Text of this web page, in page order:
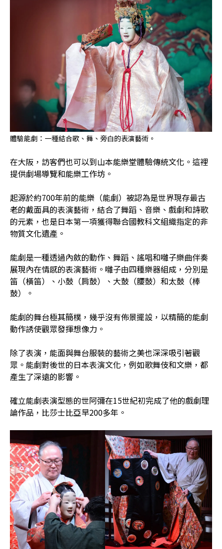
體驗能劇：一種結合歌、舞、旁白的表演藝術。
在大阪，訪客們也可以到山本能樂堂體驗傳統文化。這裡
提供劇場導覽和能樂工作坊。
起源於約700年前的能樂（能劇）被認為是世界現存最古
老的戴面具的表演藝術，結合了舞蹈、音樂、戲劇和詩歌
的元素，也是日本第一項獲得聯合國教科文組織指定的非
物質文化遺產。
能劇是一種透過內斂的動作、舞蹈、謠唱和囃子樂曲伴奏
展現內在情感的表演藝術。囃子由四種樂器組成，分別是
笛（橫笛）、小鼓（肩鼓）、大鼓（腰鼓）和太鼓（棒
鼓）。
能劇的舞台極其簡樸，幾乎沒有佈景擺設，以精簡的能劇
動作誘使觀眾發揮想像力。
除了表演，能面與舞台服裝的藝術之美也深深吸引著觀
眾。能劇對後世的日本表演文化，例如歌舞伎和文樂，都
產生了深遠的影響。
確立能劇表演型態的世阿彌在15世紀初完成了他的戲劇理
論作品，比莎士比亞早200多年。